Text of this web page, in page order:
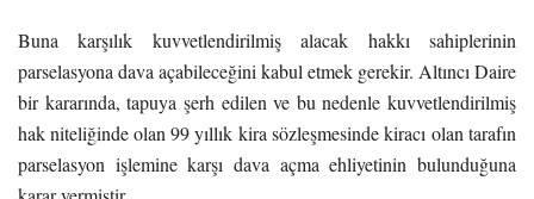
Buna karşılık kuvvetlendirilmiş alacak hakkı sahiplerinin
parselasyona dava açabileceğini kabul etmek gerekir. Altıncı Daire
bir kararında, tapuya şerh edilen ve bu nedenle kuvvetlendirilmiş
hak niteliğinde olan 99 yıllık kira sözleşmesinde kiracı olan tarafın
parselasyon işlemine karşı dava açma ehliyetinin bulunduğuna